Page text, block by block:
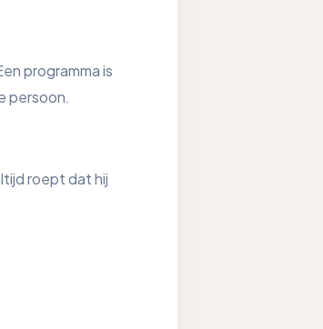
programma is
persoon.
roept dat hij